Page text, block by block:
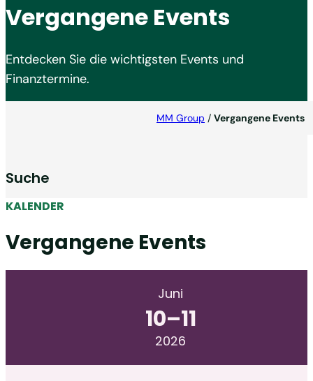
Vergangene Events
Entdecken Sie die wichtigsten Events und
Finanztermine.
MM Group / Vergangene Events
Suche
KALENDER
Vergangene Events
Juni
10–11
2026